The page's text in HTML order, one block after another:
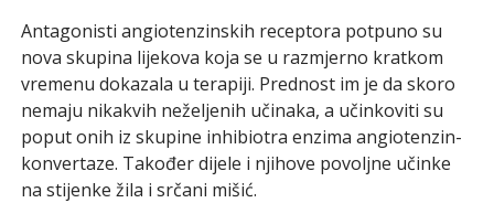
Antagonisti angiotenzinskih receptora potpuno su
nova skupina lijekova koja se u razmjerno kratkom
vremenu dokazala u terapiji. Prednost im je da skoro
nemaju nikakvih neželjenih učinaka, a učinkoviti su
poput onih iz skupine inhibiotra enzima angiotenzin-
konvertaze. Također dijele i njihove povoljne učinke
na stijenke žila i srčani mišić.